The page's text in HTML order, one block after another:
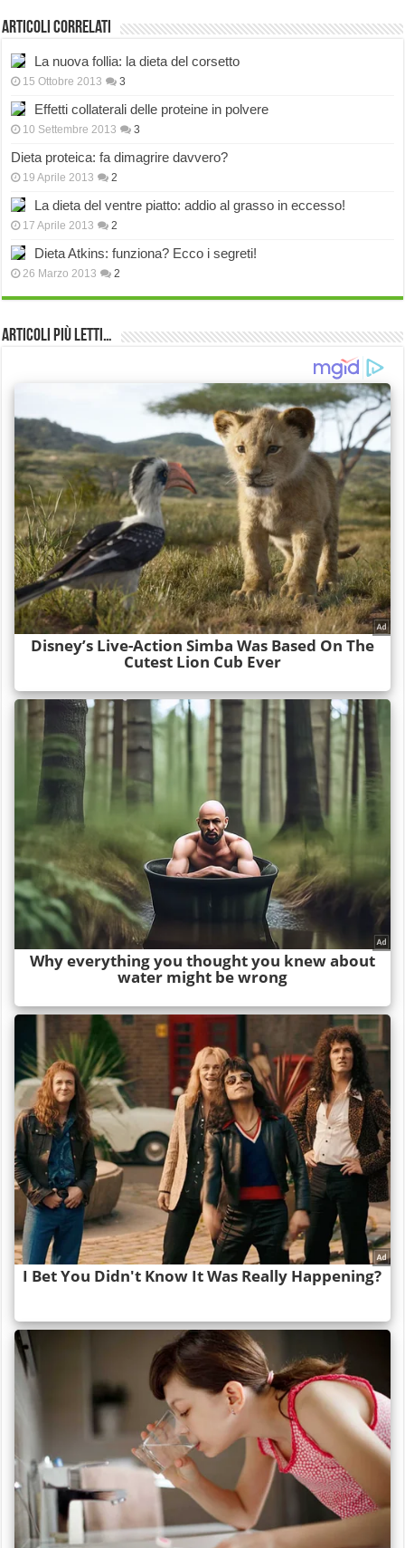
Articoli correlati
La nuova follia: la dieta del corsetto
15 Ottobre 2013 3
Effetti collaterali delle proteine in polvere
10 Settembre 2013 3
Dieta proteica: fa dimagrire davvero?
19 Aprile 2013 2
La dieta del ventre piatto: addio al grasso in eccesso!
17 Aprile 2013 2
Dieta Atkins: funziona? Ecco i segreti!
26 Marzo 2013 2
Articoli più Letti…